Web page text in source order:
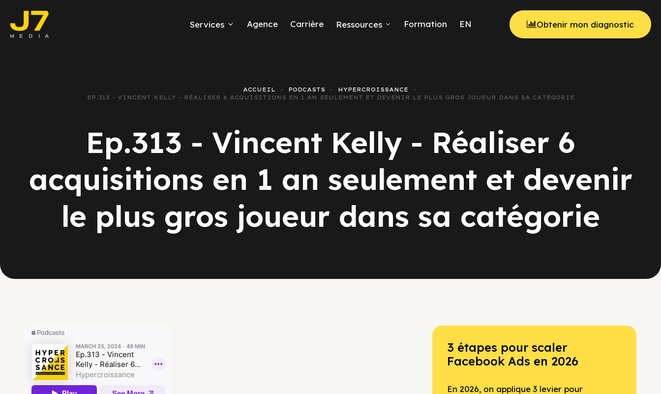
Services
Google Ads
Emailing
Rapports Meta Ads
Agence Carrière Ressources Formation EN Obtenir mon diagnostic
ACCUEIL PODCASTS
HYPERCROISSANCE
EP.313 - VINCENT KELLY - RÉALISER 6 ACQUISITIONS EN 1 AN SEULEMENT ET DEVENIR LE PLUS GROS JOUEUR DANS SA CATÉGORIE
Ep.313 - Vincent Kelly - Réaliser 6
acquisitions en 1 an seulement et devenir
le plus gros joueur dans sa catégorie
3 étapes pour scaler
Facebook Ads en 2026
En 2026, on applique 3 levier pour